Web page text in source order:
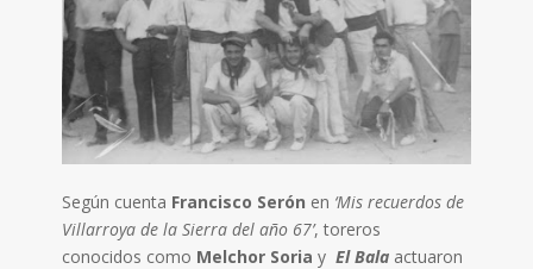
Según cuenta Francisco Serón en ‘Mis recuerdos de
Villarroya de la Sierra del año 67’, toreros
conocidos como Melchor Soria y El Balaactuaron